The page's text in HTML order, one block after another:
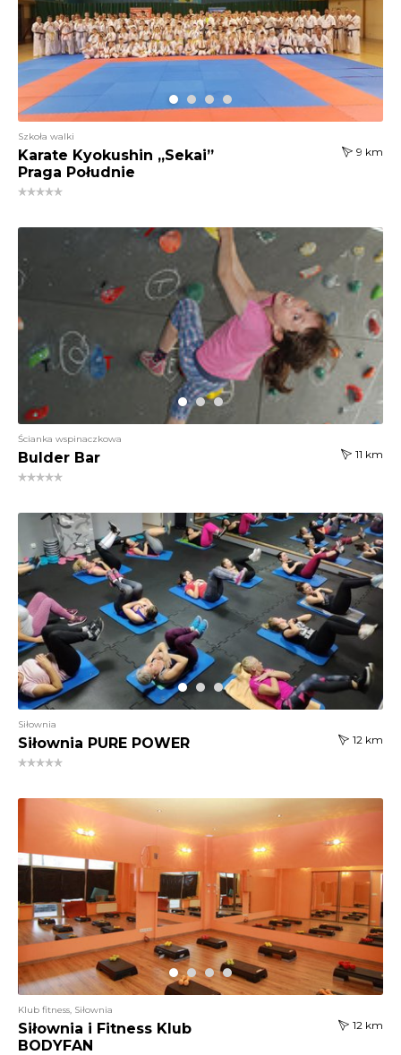
Szkoła walki
Karate Kyokushin „Sekai”
Praga Południe
9 km
Ścianka wspinaczkowa
Bulder Bar 11 km
Siłownia
Siłownia PURE POWER 12 km
Klub fitness, Siłownia
Siłownia i Fitness Klub
BODYFAN
12 km